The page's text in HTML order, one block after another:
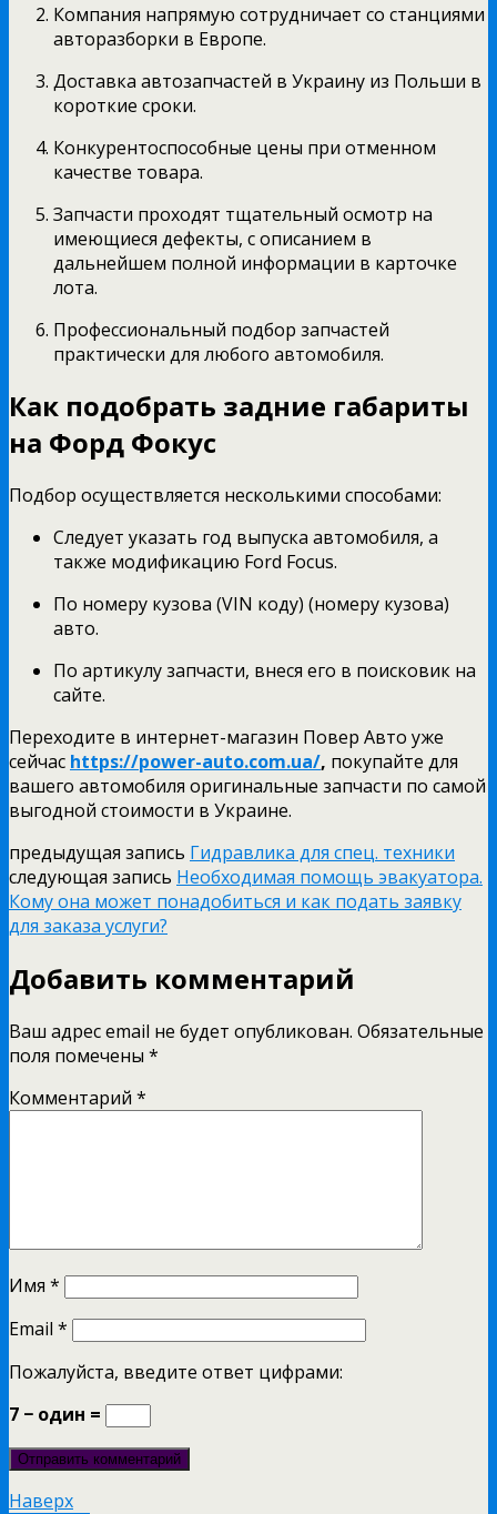
Компания напрямую сотрудничает со станциями
авторазборки в Европе.
Доставка автозапчастей в Украину из Польши в
короткие сроки.
Конкурентоспособные цены при отменном
качестве товара.
Запчасти проходят тщательный осмотр на
имеющиеся дефекты, с описанием в
дальнейшем полной информации в карточке
лота.
Профессиональный подбор запчастей
практически для любого автомобиля.
Как подобрать задние габариты
на Форд Фокус
Подбор осуществляется несколькими способами:
Следует указать год выпуска автомобиля, а
также модификацию Ford Focus.
По номеру кузова (VIN коду) (номеру кузова)
авто.
По артикулу запчасти, внеся его в поисковик на
сайте.
Переходите в интернет-магазин Повер Авто уже
сейчас https://power-auto.com.ua/, покупайте для
вашего автомобиля оригинальные запчасти по самой
выгодной стоимости в Украине.
предыдущая запись Гидравлика для спец. техники
следующая запись Необходимая помощь эвакуатора.
Кому она может понадобиться и как подать заявку
для заказа услуги?
Добавить комментарий
Ваш адрес email не будет опубликован. Обязательные
поля помечены *
Комментарий *
Имя *
Email *
Пожалуйста, введите ответ цифрами:
7 − один =
Наверх